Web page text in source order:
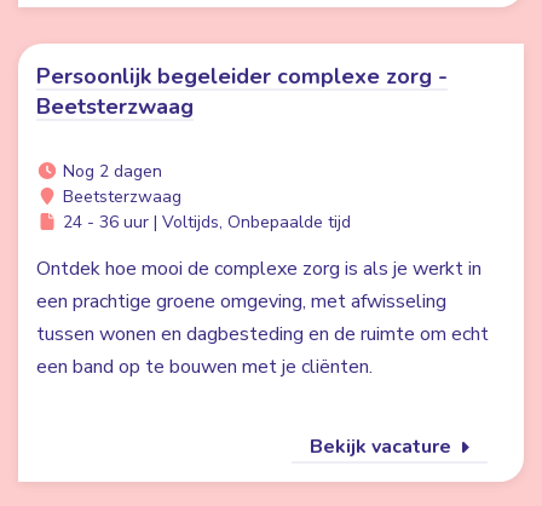
Persoonlijk begeleider complexe zorg -
Beetsterzwaag
Nog 2 dagen
Beetsterzwaag
24 - 36 uur | Voltijds, Onbepaalde tijd
Ontdek hoe mooi de complexe zorg is als je werkt in
een prachtige groene omgeving, met afwisseling
tussen wonen en dagbesteding en de ruimte om echt
een band op te bouwen met je cliënten.
Bekijk vacature